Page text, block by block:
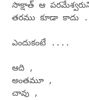
సాక్షాత్ ఆ
తరము కూడా కాదు .
ఎందుకంటే ....
ఆది ,
అంతమూ ,
చావు ,